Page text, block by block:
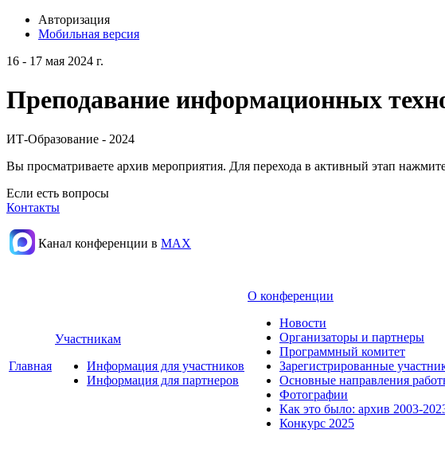
Авторизация
Мобильная версия
16 - 17 мая 2024 г.
Преподавание информационных
ИТ-Образование - 2024
Вы просматриваете архив мероприятия. Для перехода в активный этап
Если есть вопросы
Контакты
Канал конференции в МАХ
Главная
Участникам
Информация для участников
Информация для партнеров
О конференции
Новости
Организаторы и партнеры
Программный комитет
Зарегистрированные
Основные направления
Фотографии
Как это было: архив 2003-
Конкурс 2025